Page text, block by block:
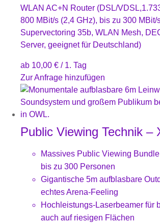
WLAN AC+N Router (DSL/
800 MBit/s (2,4 GHz), bis zu 300 MBit/
Supervectoring 35b, WLAN Mesh,
Server, geeignet für Deutschland)
ab 10,00 € / 1. Tag
Zur Anfrage hinzufügen
Public Viewing Technik –
Massives Public Viewing
bis zu 300 Personen
Gigantische 5m aufblasbare
echtes Arena-Feeling
Hochleistungs-Laserbeamer für
auch auf riesigen Flächen